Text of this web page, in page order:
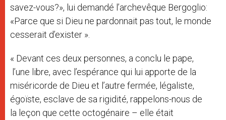
savez-vous?», lui demandé l’archevêque Bergoglio:
«Parce que si Dieu ne pardonnait pas tout, le monde
cesserait d’exister ».
« Devant ces deux personnes, a conclu le pape,
l’une libre, avec l’espérance qui lui apporte de la
miséricorde de Dieu et l’autre fermée, légaliste,
égoïste, esclave de sa rigidité, rappelons-nous de
la leçon que cette octogénaire – elle était